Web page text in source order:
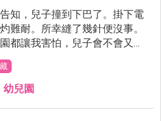
知，兒子撞到下巴了。掛下電
難耐。所幸縫了幾針便沒事。
都讓我害怕，兒子會不會又怎
成為父母後，心就永遠懸在別
幼兒園